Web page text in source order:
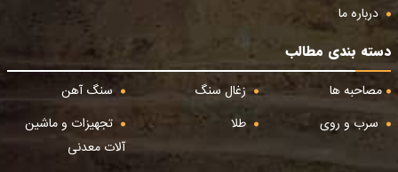
درباره ما
دسته بندی مطالب
مصاحبه ها
زغال سنگ
سنگ آهن
سرب و روی
طلا
تجهیزات و ماشین
آلات معدنی